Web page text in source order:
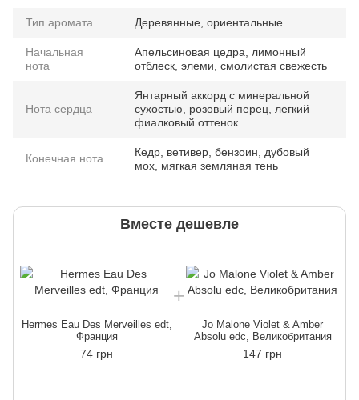
Тип аромата Деревянные, ориентальные
Начальная
нота
Апельсиновая цедра, лимонный
отблеск, элеми, смолистая свежесть
Нота сердца
Янтарный аккорд с минеральной
сухостью, розовый перец, легкий
фиалковый оттенок
Конечная нота
Кедр, ветивер, бензоин, дубовый
мох, мягкая земляная тень
Вместе дешевле
Hermes Eau Des Merveilles edt,
Франция
74 грн
Jo Malone Violet & Amber
Absolu edc, Великобритания
147 грн